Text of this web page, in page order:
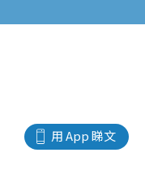
用 App 睇文